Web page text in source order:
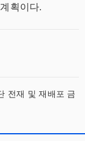
획이다.
전재 및 재배포 금